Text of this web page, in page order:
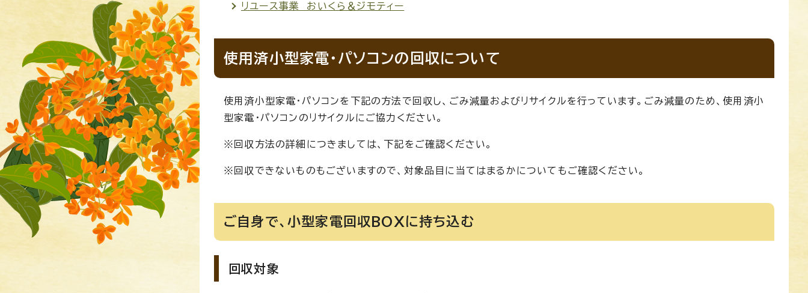
リユース事業 おいくら＆ジモティー
使用済小型家電・パソコンの回収について
使用済小型家電・パソコンを下記の方法で回収し、ごみ減量およびリサイクルを行っています。ごみ減量のため、使用済小
型家電・パソコンのリサイクルにご協力ください。
※回収方法の詳細につきましては、下記をご確認ください。
※回収できないものもございますので、対象品目に当てはまるかについてもご確認ください。
ご自身で、小型家電回収BOXに持ち込む
回収対象